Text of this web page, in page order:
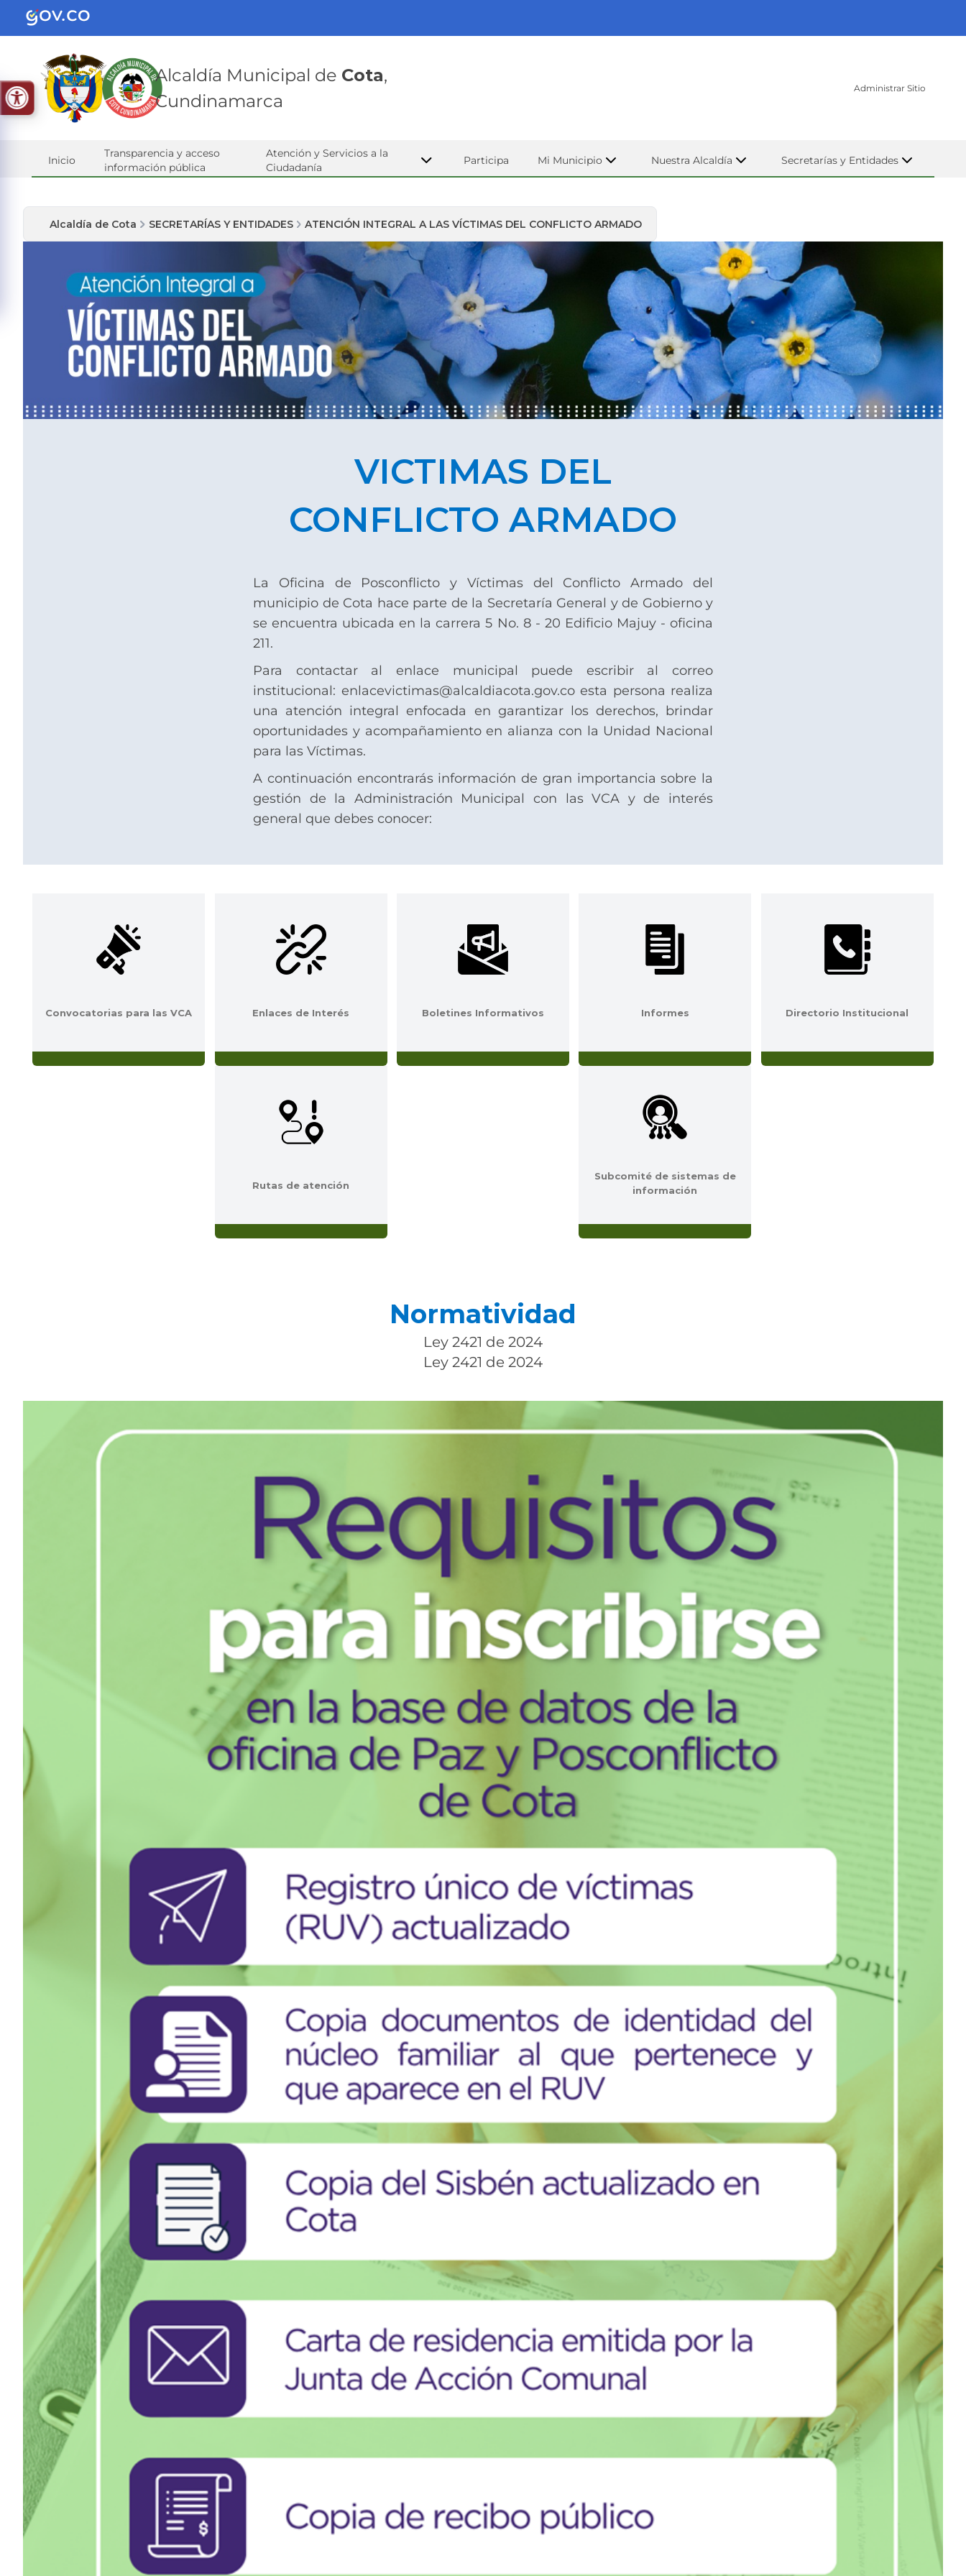
Alcaldía Municipal de Cota,
Cundinamarca
Administrar Sitio
Inicio
Transparencia y acceso
información pública
Atención y Servicios a la
Ciudadanía
Participa Mi Municipio Nuestra Alcaldía Secretarías y Entidades
Alcaldía de Cota SECRETARÍAS Y ENTIDADES ATENCIÓN INTEGRAL A LAS VÍCTIMAS DEL CONFLICTO ARMADO
VICTIMAS DEL
CONFLICTO ARMADO
La Oficina de Posconflicto y Víctimas del Conflicto Armado del
municipio de Cota hace parte de la Secretaría General y de Gobierno y
se encuentra ubicada en la carrera 5 No. 8 - 20 Edificio Majuy - oficina
211.
Para contactar al enlace municipal puede escribir al correo
institucional: enlacevictimas@alcaldiacota.gov.co esta persona realiza
una atención integral enfocada en garantizar los derechos, brindar
oportunidades y acompañamiento en alianza con la Unidad Nacional
para las Víctimas.
A continuación encontrarás información de gran importancia sobre la
gestión de la Administración Municipal con las VCA y de interés
general que debes conocer:
Convocatorias para las VCA Enlaces de Interés Boletines Informativos Informes Directorio Institucional
Rutas de atención
Subcomité de sistemas de
información
Normatividad
Ley 2421 de 2024
Ley 2421 de 2024